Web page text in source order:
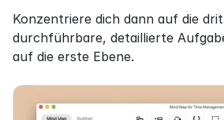
Konzentriere dich dann auf die
durchführbare, detaillierte
auf die erste Ebene.